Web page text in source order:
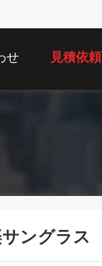
せ 見積依頼
ングラス